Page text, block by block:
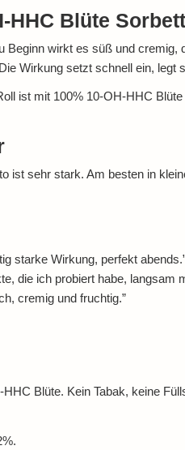
HHC Blüte
Beginn wirkt es süß und
Wirkung setzt schnell ein,
ist mit 100% 10-OH-HHC
ist sehr stark. Am besten in
starke Wirkung, perfekt
die ich probiert habe, langsam
cremig und fruchtig.”
Blüte. Kein Tabak, keine